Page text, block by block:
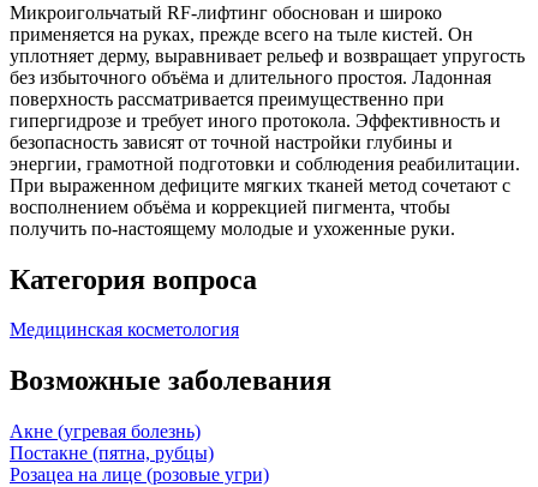
Микроигольчатый RF‑лифтинг обоснован и широко
применяется на руках, прежде всего на тыле кистей. Он
уплотняет дерму, выравнивает рельеф и возвращает упругость
без избыточного объёма и длительного простоя. Ладонная
поверхность рассматривается преимущественно при
гипергидрозе и требует иного протокола. Эффективность и
безопасность зависят от точной настройки глубины и
энергии, грамотной подготовки и соблюдения реабилитации.
При выраженном дефиците мягких тканей метод сочетают с
восполнением объёма и коррекцией пигмента, чтобы
получить по‑настоящему молодые и ухоженные руки.
Категория вопроса
Медицинская косметология
Возможные заболевания
Акне (угревая болезнь)
Постакне (пятна, рубцы)
Розацеа на лице (розовые угри)